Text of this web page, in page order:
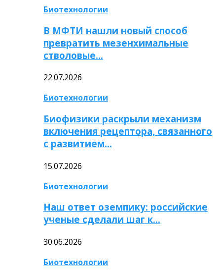
Биотехнологии
В МФТИ нашли новый способ
превратить мезенхимальные
стволовые…
22.07.2026
Биотехнологии
Биофизики раскрыли механизм
включения рецептора, связанного
с развитием…
15.07.2026
Биотехнологии
Наш ответ оземпику: российские
ученые сделали шаг к…
30.06.2026
Биотехнологии